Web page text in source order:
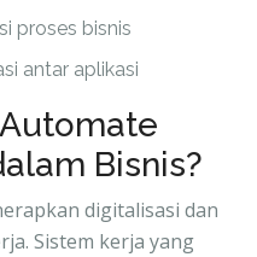
proses bisnis
antar aplikasi
Bisnis?
digitalisasi dan
Sistem kerja yang